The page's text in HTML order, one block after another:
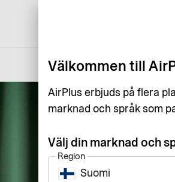
Välkommen till
AirPlus erbjuds på flera
marknad och språk som
Välj din marknad och
Region
Suomi